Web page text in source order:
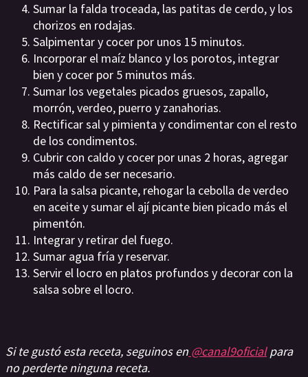
Sumar la falda troceada, las patitas de cerdo, y los
chorizos en rodajas.
Salpimentar y cocer por unos 15 minutos.
Incorporar el maíz blanco y los porotos, integrar
bien y cocer por 5 minutos más.
Sumar los vegetales picados gruesos, zapallo,
morrón, verdeo, puerro y zanahorias.
Rectificar sal y pimienta y condimentar con el resto
de los condimentos.
Cubrir con caldo y cocer por unas 2 horas, agregar
más caldo de ser necesario.
Para la salsa picante, rehogar la cebolla de verdeo
en aceite y sumar el ají picante bien picado más el
pimentón.
Integrar y retirar del fuego.
Sumar agua fría y reservar.
Servir el locro en platos profundos y decorar con la
salsa sobre el locro.
Si te gustó esta receta, seguinos en @canal9oficialpara
no perderte ninguna receta.